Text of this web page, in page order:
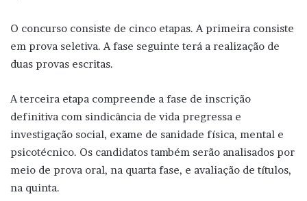
O concurso consiste de cinco etapas. A primeira consiste
em prova seletiva. A fase seguinte terá a realização de
duas provas escritas.
A terceira etapa compreende a fase de inscrição
definitiva com sindicância de vida pregressa e
investigação social, exame de sanidade física, mental e
psicotécnico. Os candidatos também serão analisados por
meio de prova oral, na quarta fase, e avaliação de títulos,
na quinta.